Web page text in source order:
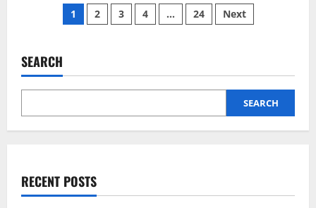
रुपये
सस्ता
Vivo
5500mAh
बैटरी,
करें
Posts
1 2 3 4 … 24 Next
SEARCH
SEARCH
RECENT POSTS